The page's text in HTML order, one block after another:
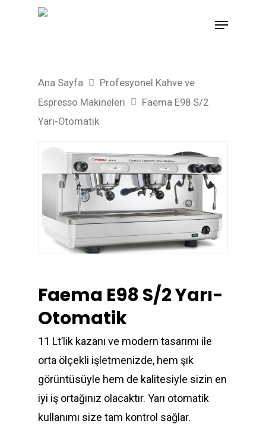
Ana Sayfa
Profesyonel Kahve ve
Espresso Makineleri
Faema E98 S/2
Yarı-Otomatik
Faema E98 S/2 Yarı-
Otomatik
11 Lt’lik kazanı ve modern tasarımı ile
orta ölçekli işletmenizde, hem şık
görüntüsüyle hem de kalitesiyle sizin en
iyi iş ortağınız olacaktır. Yarı otomatik
kullanımı size tam kontrol sağlar.